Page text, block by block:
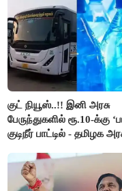
குட் நியூஸ்..!! இனி அரசு
பேருந்துகளில் ரூ.10-க்கு
குடிநீர் பாட்டில் - தமிழக